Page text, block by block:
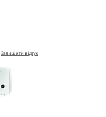
Залишити відгук